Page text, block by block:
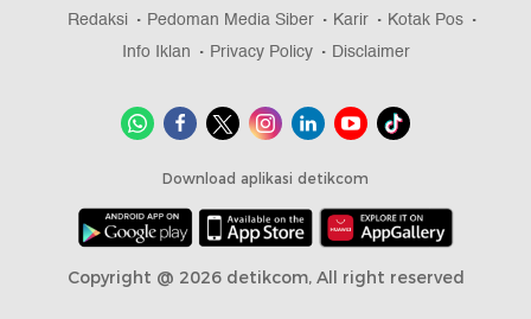
Redaksi Pedoman Media Siber Karir
Kotak Pos
Info Iklan
Privacy Policy Disclaimer
Download aplikasi detikcom
Copyright @ 2026 detikcom, All right reserved